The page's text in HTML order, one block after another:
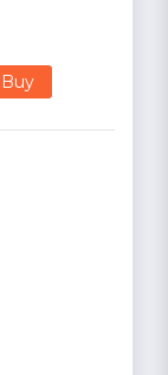
Buy